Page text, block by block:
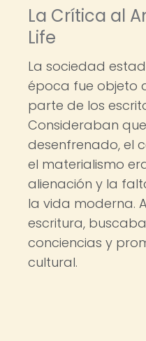
La Crítica al
Life
La sociedad
época fue objeto
parte de los
Consideraban
desenfrenado, el
el materialismo
alienación y la
la vida moderna.
escritura,
conciencias y
cultural.